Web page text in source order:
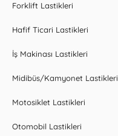
Forklift Lastikleri
Hafif Ticari Lastikleri
İş Makinası Lastikleri
Midibüs/Kamyonet Lastikleri
Motosiklet Lastikleri
Otomobil Lastikleri